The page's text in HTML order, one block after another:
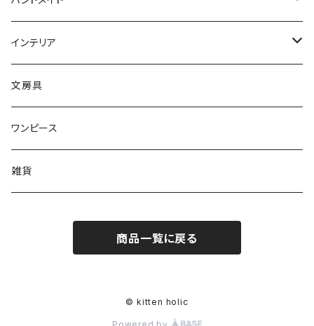
ボタン
タオル
ルームシューズ
レギンス
猫ブローチ
ワッペン
インテリア
クッションカバー
文房具
ワンピース
雑貨
商品一覧に戻る
© kitten holic